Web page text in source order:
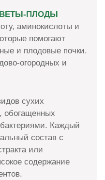
ПЛОДЫ
аминокислоты и
помогают
и плодовые почки.
огородных и
сухих
обогащенных
Каждый
состав с
или
содержание